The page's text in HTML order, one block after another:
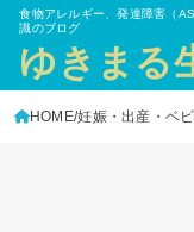
食物アレルギー、発達障害（
識のブログ
ゆきまる
HOME 妊娠・出産・ベ